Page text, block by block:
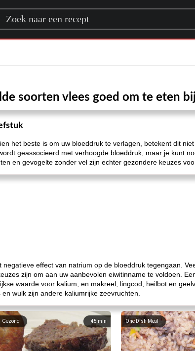
for a recipe
soorten vlees goed om te eten
het beste is om uw bloeddruk te verlagen, betekent dit
geassocieerd met verhoogde bloeddruk, maar je kunt
en gevogelte zonder vel zijn echter gezondere keuzes
effect van natrium op de bloeddruk tegengaan.
zijn om aan uw aanbevolen eiwitinname te voldoen.
waarde voor kalium, en makreel, lingcod, heilbot en
wulk zijn andere kaliumrijke zeevruchten.
45 min
Gezond One Dish Meal